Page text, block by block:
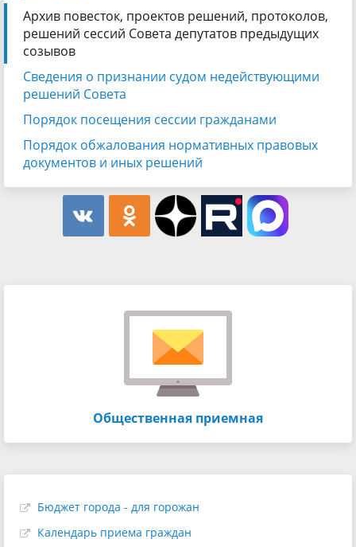
Архив повесток, проектов решений, протоколов,
решений сессий Совета депутатов предыдущих
созывов
Сведения о признании судом недействующими
решений Совета
Порядок посещения сессии гражданами
Порядок обжалования нормативных правовых
документов и иных решений
Общественная приемная
Бюджет города - для горожан
Календарь приема граждан